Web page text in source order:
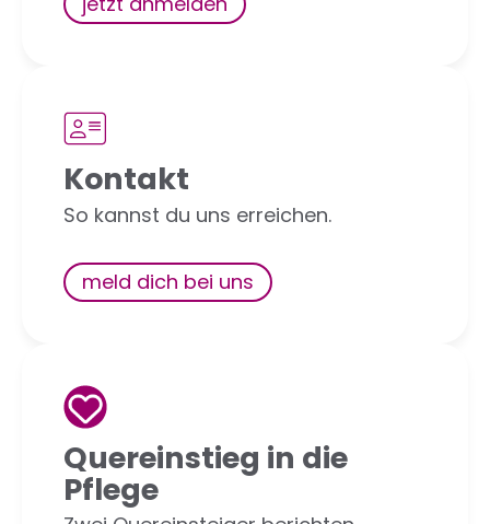
Kontakt
So kannst du uns erreichen.
meld dich bei uns
Quereinstieg in die
Pflege